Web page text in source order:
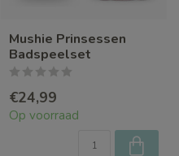
Mushie Prinsessen
Badspeelset
€24,99
Op voorraad